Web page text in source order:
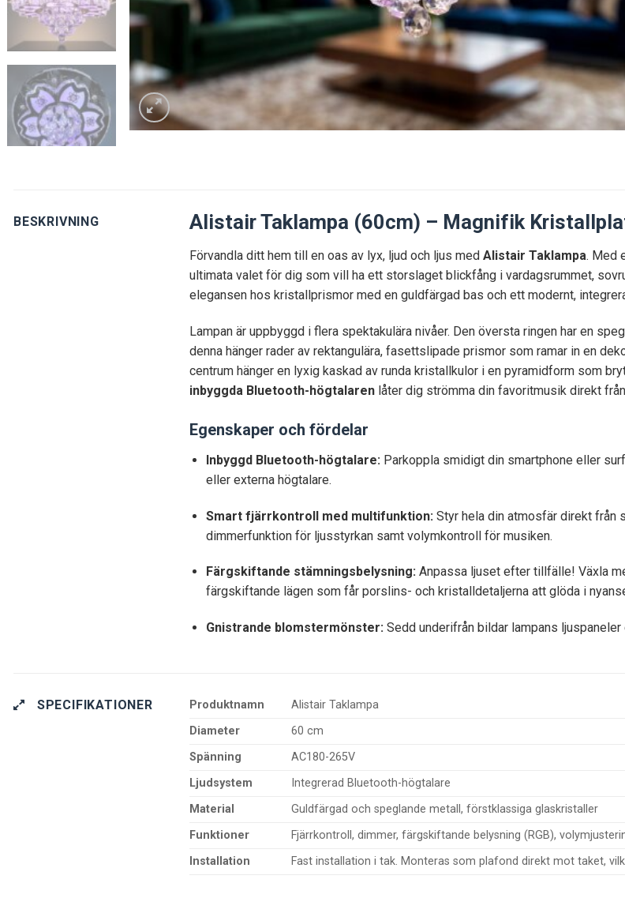
BESKRIVNING Alistair Taklampa (60cm) – Magnifik
Förvandla ditt hem till en oas av lyx, ljud och ljus medAlistair Taklampa. Med
ultimata valet för dig som vill ha ett storslaget blickfång i vardagsrummet,
elegansen hos kristallprismor med en guldfärgad bas och ett modernt,
Lampan är uppbyggd i flera spektakulära nivåer. Den översta ringen har en
denna hänger rader av rektangulära, fasettslipade prismor som ramar in en
centrum hänger en lyxig kaskad av runda kristallkulor i en pyramidform som
inbyggda Bluetooth-högtalaren låter dig strömma din favoritmusik direkt
Egenskaper och fördelar
Inbyggd Bluetooth-högtalare: Parkoppla smidigt din smartphone eller
eller externa högtalare.
Smart fjärrkontroll med multifunktion: Styr hela din atmosfär direkt från
dimmerfunktion för ljusstyrkan samt volymkontroll för musiken.
Färgskiftande stämningsbelysning: Anpassa ljuset efter tillfälle! Växla
färgskiftande lägen som får porslins- och kristalldetaljerna att glöda i
Gnistrande blomstermönster: Sedd underifrån bildar lampans
SPECIFIKATIONER Produktnamn
Alistair Taklampa
Diameter
60 cm
Spänning
AC180-265V
Ljudsystem
Integrerad Bluetooth-högtalare
Material
Guldfärgad och speglande metall, förstklassiga glaskristaller
Funktioner
Fjärrkontroll, dimmer, färgskiftande belysning (RGB),
Installation
Fast installation i tak. Monteras som plafond direkt mot taket,